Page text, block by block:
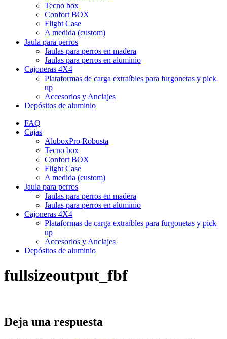
Tecno box
Confort BOX
Flight Case
A medida (custom)
Jaula para perros
Jaulas para perros en madera
Jaulas para perros en aluminio
Cajoneras 4X4
Plataformas de carga extraíbles para furgonetas y pick
up
Accesorios y Anclajes
Depósitos de aluminio
FAQ
Cajas
AluboxPro Robusta
Tecno box
Confort BOX
Flight Case
A medida (custom)
Jaula para perros
Jaulas para perros en madera
Jaulas para perros en aluminio
Cajoneras 4X4
Plataformas de carga extraíbles para furgonetas y pick
up
Accesorios y Anclajes
Depósitos de aluminio
fullsizeoutput_fbf
Deja una respuesta